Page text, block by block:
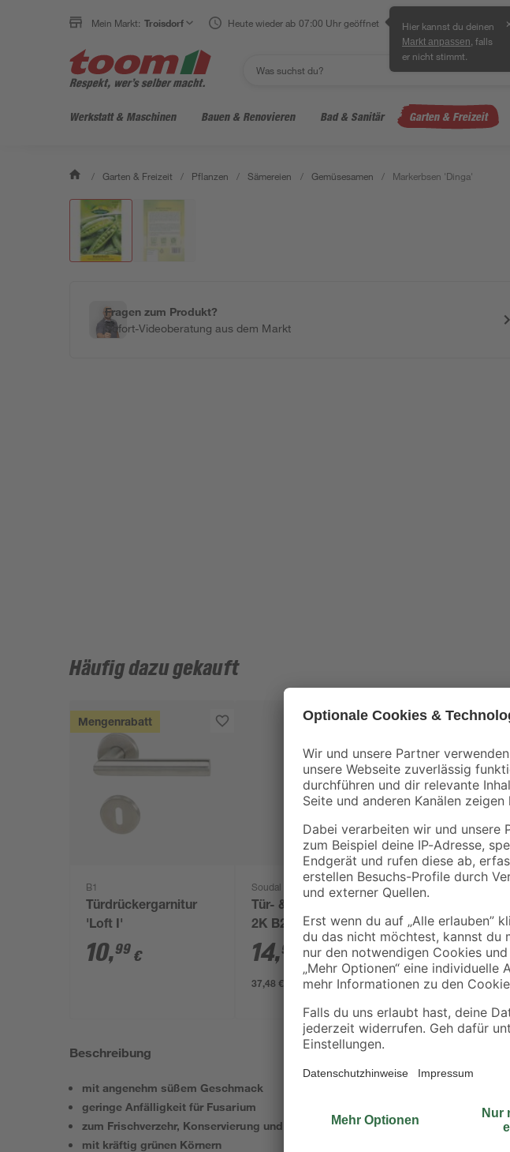
Mein Markt: Troisdorf Heute wieder ab 07:00 Uhr geöffnet Hier kannst du deinen
Markt anpassen , falls
er nicht stimmt.
Werkstatt & Maschinen Bauen & Renovieren Bad & Sanitär Garten & Freizeit
/ Garten & Freizeit / Pflanzen / Sämereien / Gemüsesamen / Markerbsen 'Dinga'
Fragen zum Produkt?
Sofort-Videoberatung aus dem Markt
Häufig dazu gekauft
Mengenrabatt
B1
Türdrückergarnitur
'Loft I'
10,99 €
Soudal
Tür- & Zargenschaum
2K B2 400 ml
14,99 €
37,48 € / Liter
Feinsteinzeug
anthrazit 30,5
14,99€/ m²
22,34 € / Pack
Beschreibung
mit angenehm süßem Geschmack
geringe Anfälligkeit für Fusarium
zum Frischverzehr, Konservierung und Einfrieren geeignet
mit kräftig grünen Körnern